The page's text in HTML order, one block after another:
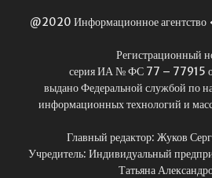
@2020 Информационное
Регистрационный
серия ИА № ФС 77 – 77915
выдано Федеральной службой по
информационных технологий и
Главный редактор: Жуков
Учредитель: Индивидуальный
Татьяна